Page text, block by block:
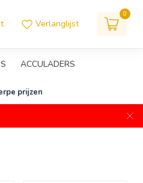
Verlanglijst
0
ACCULADERS
prijzen